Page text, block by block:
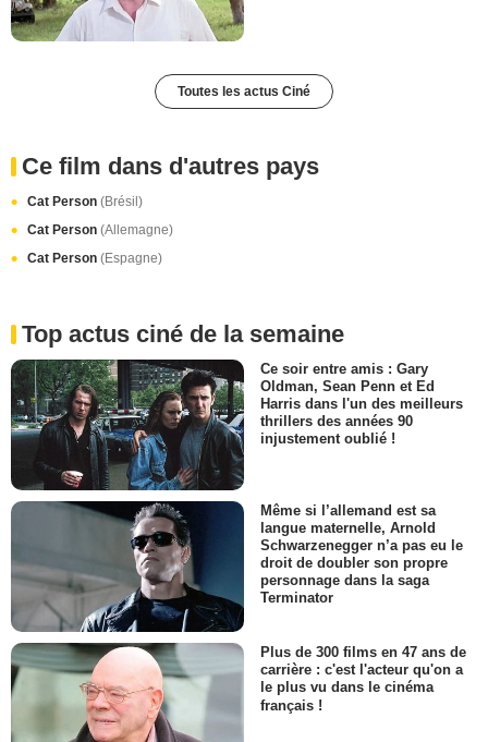
Toutes les actus Ciné
Ce film dans d'autres pays
Cat Person (Brésil)
Cat Person (Allemagne)
Cat Person (Espagne)
Top actus ciné de la semaine
Ce soir entre amis : Gary
Oldman, Sean Penn et Ed
Harris dans l'un des meilleurs
thrillers des années 90
injustement oublié !
Même si l’allemand est sa
langue maternelle, Arnold
Schwarzenegger n’a pas eu le
droit de doubler son propre
personnage dans la saga
Terminator
Plus de 300 films en 47 ans de
carrière : c'est l'acteur qu'on a
le plus vu dans le cinéma
français !